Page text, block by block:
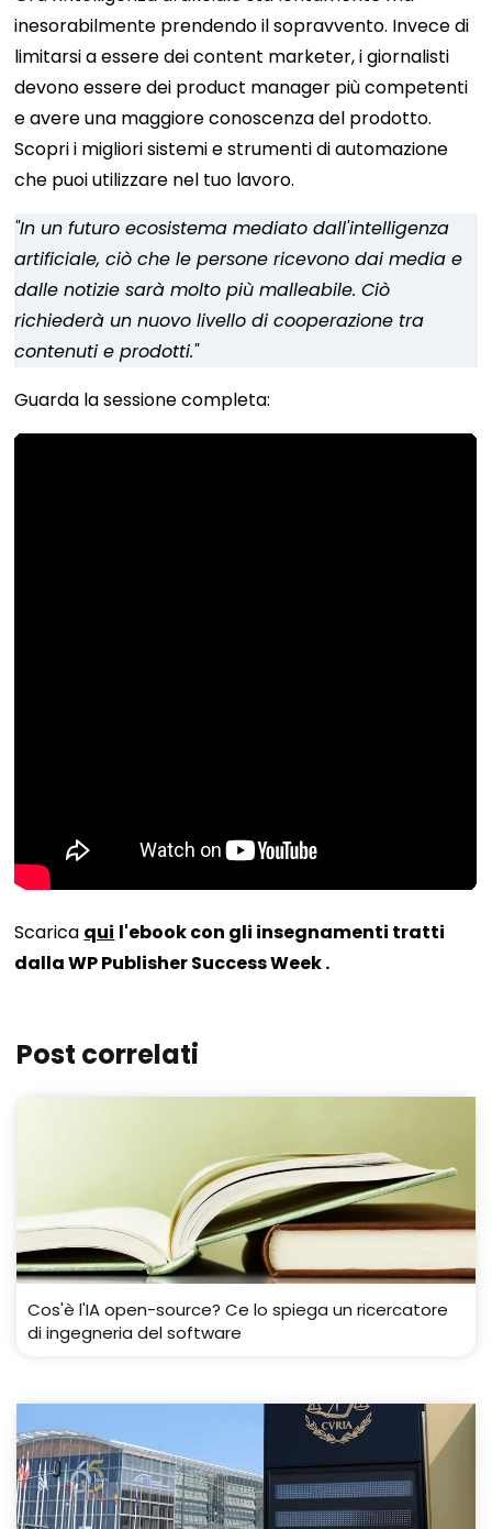
inesorabilmente prendendo il sopravvento. Invece di
limitarsi a essere dei content marketer, i giornalisti
devono essere dei product manager più competenti
e avere una maggiore conoscenza del prodotto.
Scopri i migliori sistemi e strumenti di automazione
che puoi utilizzare nel tuo lavoro.
"In un futuro ecosistema mediato dall'intelligenza
artificiale, ciò che le persone ricevono dai media e
dalle notizie sarà molto più malleabile. Ciò
richiederà un nuovo livello di cooperazione tra
contenuti e prodotti."
Guarda la sessione completa:
Scarica qui l'ebook con gli insegnamenti tratti
dalla WP Publisher Success Week.
Post correlati
Cos'è l'IA open-source? Ce lo spiega un ricercatore
di ingegneria del software